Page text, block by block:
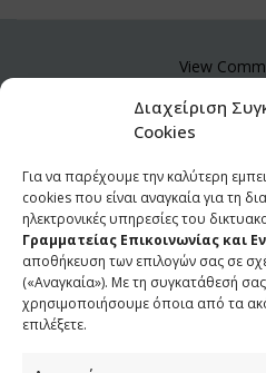
Διαχείριση
Cookies
Για να παρέχουμε την καλύτερη
cookies που είναι αναγκαία για τη
ηλεκτρονικές υπηρεσίες του
Γραμματείας Επικοινωνίας και
αποθήκευση των επιλογών σας σε
(«Αναγκαία»). Με τη συγκατάθεσή
χρησιμοποιήσουμε όποια από τα
επιλέξετε.
View